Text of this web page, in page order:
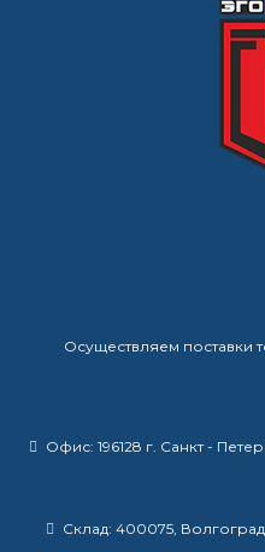
от
Что такое
Почему нельзя
Какой самый
растворитель?
Осуществляем поставки
Офис: 196128 г. Санкт -
Склад: 400075,